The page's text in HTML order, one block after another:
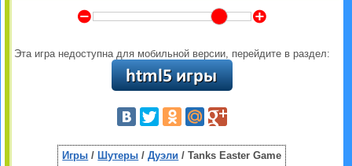
Y Z
Эта игра недоступна для мобильной версии, перейдите в раздел:
Игры / Шутеры /Дуэли / Tanks Easter Game